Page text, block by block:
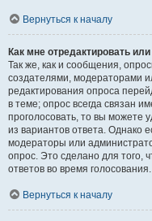
Вернуться к началу
Как мне отредактировать
Так же, как и сообщения,
создателями, модераторами
редактирования опроса
в теме; опрос всегда связан
проголосовать, то вы можете
из вариантов ответа. Однако
модераторы или
опрос. Это сделано для того,
ответов во время голосования.
Вернуться к началу